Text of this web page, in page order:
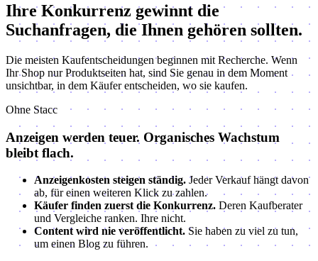
Ihre Konkurrenz gewinnt die
Suchanfragen, die Ihnen gehören sollten.
Die meisten Kaufentscheidungen beginnen mit Recherche. Wenn
Ihr Shop nur Produktseiten hat, sind Sie genau in dem Moment
unsichtbar, in dem Käufer entscheiden, wo sie kaufen.
Ohne Stacc
Anzeigen werden teuer. Organisches Wachstum
bleibt flach.
Anzeigenkosten steigen ständig. Jeder Verkauf hängt davon
ab, für einen weiteren Klick zu zahlen.
Käufer finden zuerst die Konkurrenz. Deren Kaufberater
und Vergleiche ranken. Ihre nicht.
Content wird nie veröffentlicht. Sie haben zu viel zu tun,
um einen Blog zu führen.